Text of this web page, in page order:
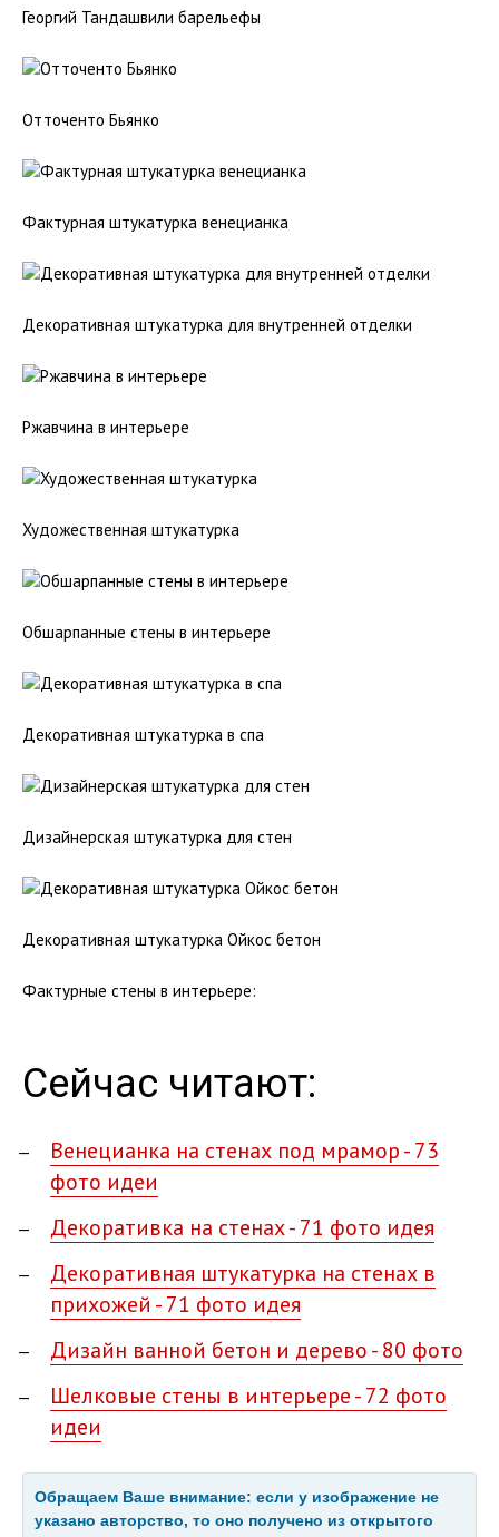
Георгий Тандашвили барельефы
Отточенто Бьянко
Фактурная штукатурка венецианка
Декоративная штукатурка для внутренней отделки
Ржавчина в интерьере
Художественная штукатурка
Обшарпанные стены в интерьере
Декоративная штукатурка в спа
Дизайнерская штукатурка для стен
Декоративная штукатурка Ойкос бетон
Фактурные стены в интерьере:
Сейчас читают:
Венецианка на стенах под мрамор - 73
фото идеи
Декоративка на стенах - 71 фото идея
Декоративная штукатурка на стенах в
прихожей - 71 фото идея
Дизайн ванной бетон и дерево - 80 фото
Шелковые стены в интерьере - 72 фото
идеи
Обращаем Ваше внимание: если у изображение не
указано авторство, то оно получено из открытого